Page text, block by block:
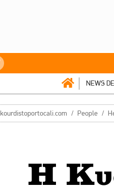
NEWS
kourdistoportocali.com People
Η